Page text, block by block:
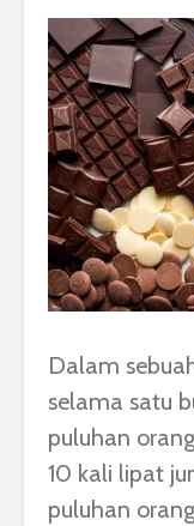
Dalam
selama satu
puluhan
10 kali lipat
puluhan